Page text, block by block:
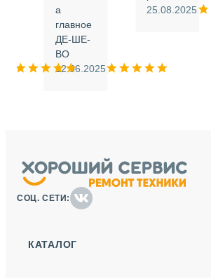
а
главное
ДЕ-ШЕ-
ВО
12.06.2025
25.08.2025
СОЦ. СЕТИ:
КАТАЛОГ